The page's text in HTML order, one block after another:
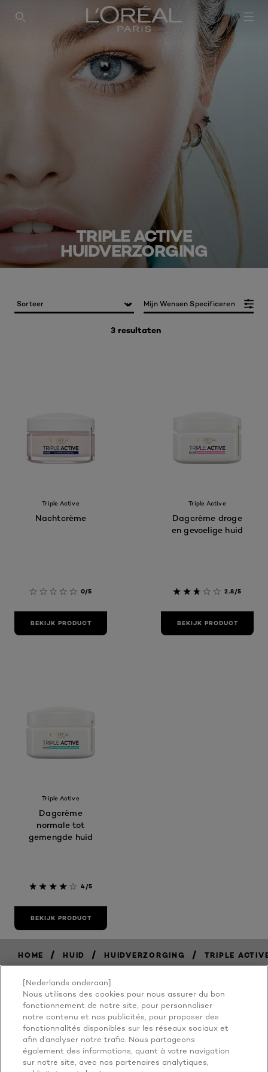
SEARCH THIS SITE
TRIPLE ACTIVE
HUIDVERZORGING
3 resultaten
Mijn Wensen Specificeren
Triple Active
Nachtcrème
0/5
BEKIJK PRODUCT
Triple Active
Dagcrème droge
en gevoelige huid
2.8/5
BEKIJK PRODUCT
Triple Active
Dagcrème
normale tot
gemengde huid
4/5
BEKIJK PRODUCT
HOME / HUID / HUIDVERZORGING / TRIPLE
BECAUSE
YOU'RE
[Nederlands onderaan]
Nous utilisons des cookies pour nous assurer du bon
fonctionnement de notre site, pour personnaliser
notre contenu et nos publicités, pour proposer des
fonctionnalités disponibles sur les réseaux sociaux et
afin d’analyser notre trafic. Nous partageons
également des informations, quant à votre navigation
sur notre site, avec nos partenaires analytiques,